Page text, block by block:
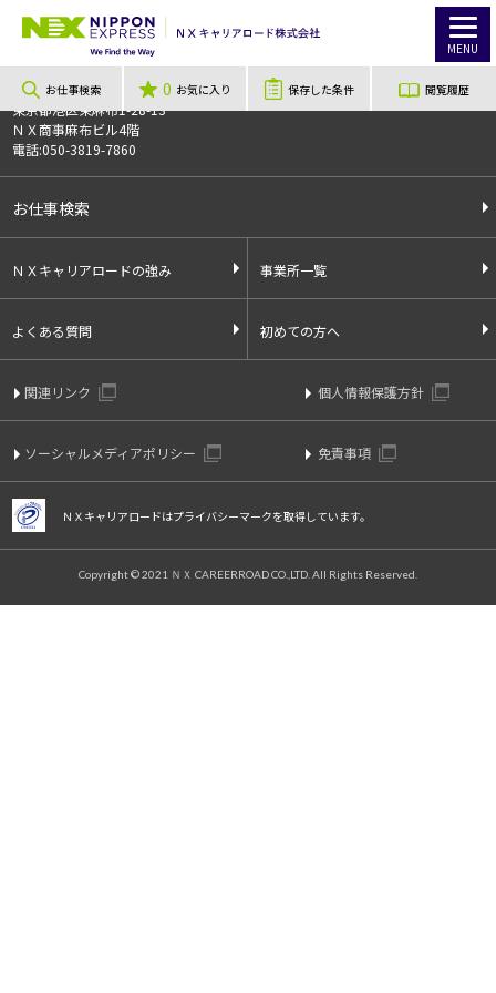
MENU
お仕事検索 0 お気に入り 保存した条件 閲覧履歴
TOP お仕事検索
011820
〒106-0044
東京都港区東麻布1-28-13
ＮＸ商事麻布ビル4階
電話:050-3819-7860
お仕事検索
ＮＸキャリアロードの強み 事業所一覧
よくある質問 初めての方へ
関連リンク 個人情報保護方針
ソーシャルメディアポリシー 免責事項
ＮＸキャリアロードはプライバシーマークを取得しています。
Copyright © 2021 ＮＸ CAREERROAD CO.,LTD. All Rights Reserved.